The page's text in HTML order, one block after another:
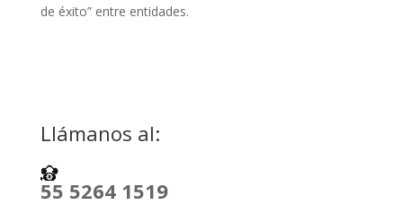
de éxito” entre entidades.
Llámanos al:
55 5264 1519